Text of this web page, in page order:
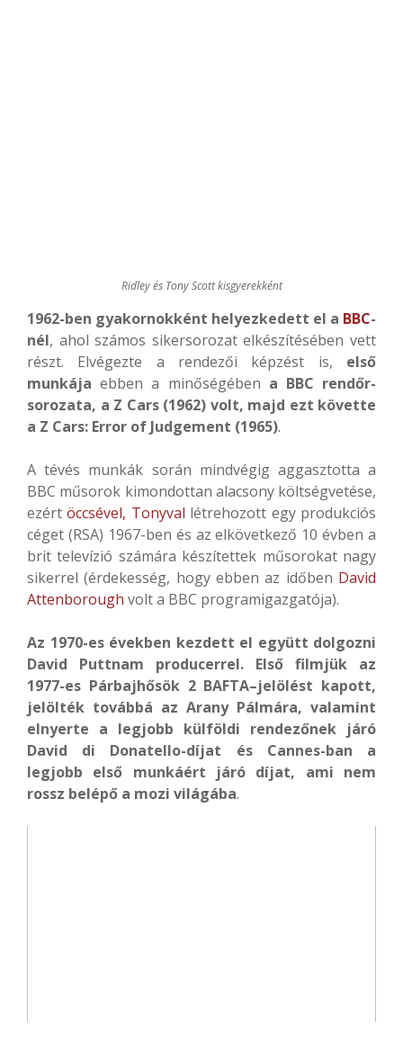
Ridley és Tony Scott kisgyerekként
1962-ben gyakornokként helyezkedett el a BBC-
nél, ahol számos sikersorozat elkészítésében vett
részt. Elvégezte a rendezői képzést is, első
munkája ebben a minőségében a BBC rendőr-
sorozata, a Z Cars (1962) volt, majd ezt követte
a Z Cars: Error of Judgement (1965).
A tévés munkák során mindvégig aggasztotta a
BBC műsorok kimondottan alacsony költségvetése,
ezértöccsével, Tonyval létrehozott egy produkciós
céget (RSA) 1967-ben és az elkövetkező 10 évben a
brit televízió számára készítettek műsorokat nagy
sikerrel (érdekesség, hogy ebben az időben David
Attenborough volt a BBC programigazgatója).
Az 1970-es években kezdett el együtt dolgozni
David Puttnam producerrel. Első filmjük az
1977-es Párbajhősök 2 BAFTA–jelölést kapott,
jelölték továbbá az Arany Pálmára, valamint
elnyerte a legjobb külföldi rendezőnek járó
David di Donatello-díjat és Cannes-ban a
legjobb első munkáért járó díjat, ami nem
rossz belépő a mozi világába.